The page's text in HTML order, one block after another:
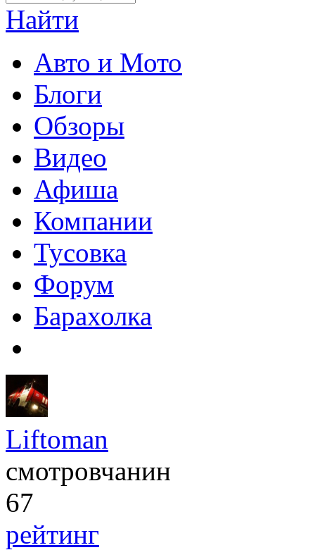
Найти
Авто и Мото
Блоги
Обзоры
Видео
Афиша
Компании
Тусовка
Форум
Барахолка
Liftoman
смотровчанин
67
рейтинг